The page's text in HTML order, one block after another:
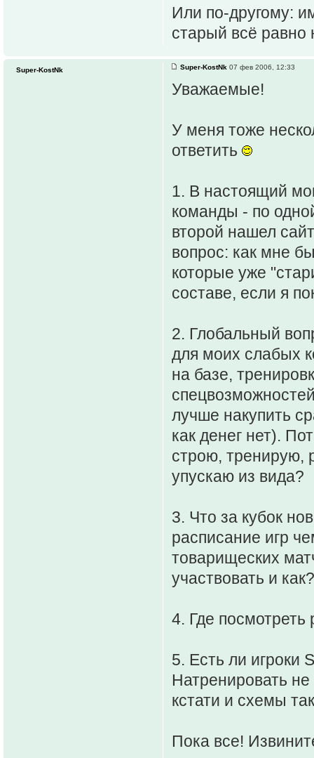
Или по-другому:
старый всё равно
Super-KostNk 07 фев 2006, 12:33
Уважаемые!
У меня тоже
ответить
1. В настоящий
команды - по
второй нашел
вопрос: как мне
которые уже
составе, если я
2. Глобальный
для моих слабых
на базе,
лучше накупить
как денег нет).
строю, тренирую,
упускаю из вида?
3. Что за кубок
расписание игр
товарищеских
участвовать и как?
4. Где
5. Есть ли игроки
Натренировать
кстати и схемы
Пока все!
Super-KostNk